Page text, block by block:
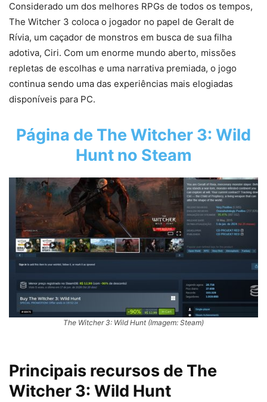
Considerado um dos melhores RPGs de todos os tempos,
The Witcher 3 coloca o jogador no papel de Geralt de
Rívia, um caçador de monstros em busca de sua filha
adotiva, Ciri. Com um enorme mundo aberto, missões
repletas de escolhas e uma narrativa premiada, o jogo
continua sendo uma das experiências mais elogiadas
disponíveis para PC.
Página de The Witcher 3: Wild
Hunt no Steam
The Witcher 3: Wild Hunt (Imagem: Steam)
Principais recursos de The
Witcher 3: Wild Hunt